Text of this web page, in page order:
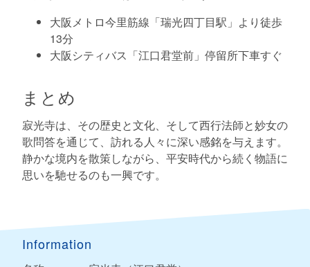
大阪メトロ今里筋線「瑞光四丁目駅」より徒歩
13分
大阪シティバス「江口君堂前」停留所下車すぐ
まとめ
寂光寺は、その歴史と文化、そして西行法師と妙女の
歌問答を通じて、訪れる人々に深い感銘を与えます。
静かな境内を散策しながら、平安時代から続く物語に
思いを馳せるのも一興です。
Information